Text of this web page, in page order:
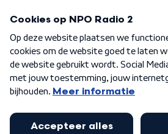
Algemene voorwaarden